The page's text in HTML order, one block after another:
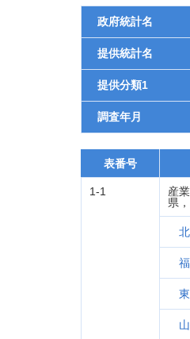
政府統計名
提供統計名
提供分類1
調査年月
表番号
1-1
産
県